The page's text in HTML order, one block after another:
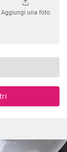
Aggiungi una foto